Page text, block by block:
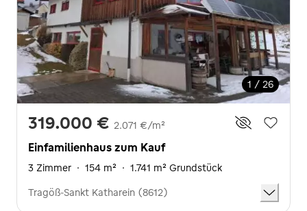
1 / 26
319.000 € 2.071 €/m²
Einfamilienhaus zum Kauf
3 Zimmer · 154 m² · 1.741 m² Grundstück
Tragöß-Sankt Katharein (8612)